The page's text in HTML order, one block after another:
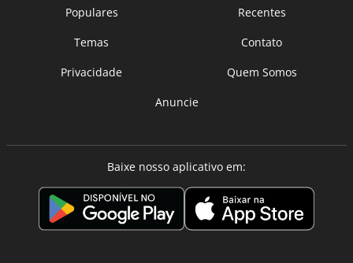
Populares
Recentes
Temas
Contato
Privacidade
Quem Somos
Anuncie
Baixe nosso aplicativo em: